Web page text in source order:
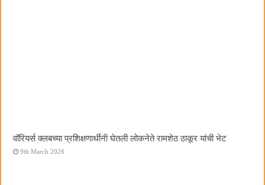
वॉरियर्स क्लबच्या प्रशिक्षणार्थींनी घेतली लोकनेते रामशेठ ठाकूर यांची भेट
9th March 2026